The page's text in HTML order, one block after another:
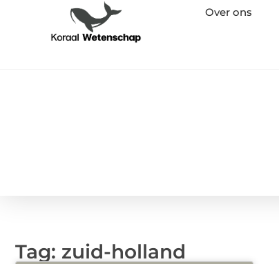
Over ons
Tag: zuid-holland